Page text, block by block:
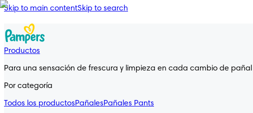
Skip to main contentSkip to search
Productos
Para una sensación de frescura y limpieza en cada cambio de pañal
Por categoría
Todos los productosPañalesPañales Pants